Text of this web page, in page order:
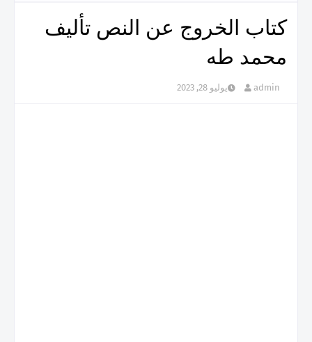
كتاب الخروج عن النص تأليف
محمد طه
admin يوليو 28, 2023